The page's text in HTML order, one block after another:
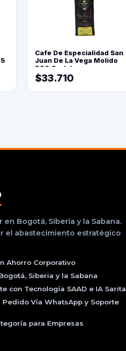
Cafe De Especialidad San
Juan De La Vega Molido
500 Grs(=)
$33.710
Bogotá, Siberia y la Sabana.
el abastecimiento estratégico
Ahorro Corporativo
Siberia y la Sabana
con Tecnología SAAD e IA Sarita
Vía WhatsApp y Soporte
para Empresas